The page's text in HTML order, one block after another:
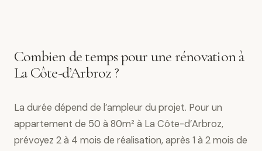
Combien de temps pour une rénovation à
La Côte-d’Arbroz ?
La durée dépend de l’ampleur du projet. Pour un
appartement de 50 à 80m² à La Côte-d’Arbroz,
prévoyez 2 à 4 mois de réalisation, après 1 à 2 mois de